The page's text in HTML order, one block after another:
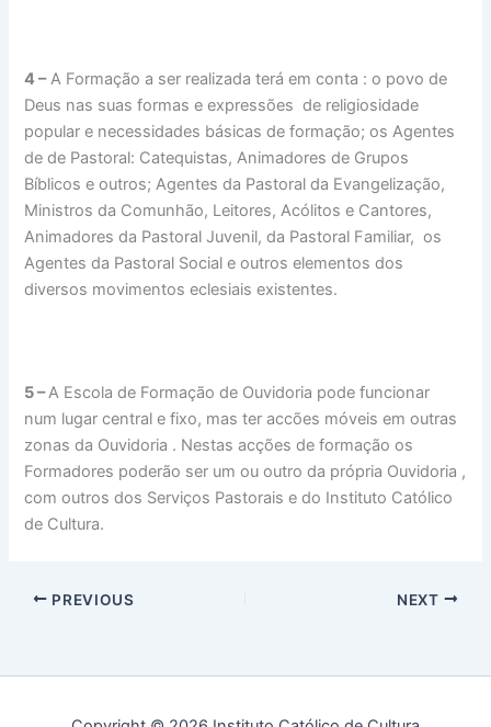
4 –A Formação a ser realizada terá em conta : o povo de
Deus nas suas formas e expressões de religiosidade
popular e necessidades básicas de formação; os Agentes
de de Pastoral: Catequistas, Animadores de Grupos
Bíblicos e outros; Agentes da Pastoral da Evangelização,
Ministros da Comunhão, Leitores, Acólitos e Cantores,
Animadores da Pastoral Juvenil, da Pastoral Familiar, os
Agentes da Pastoral Social e outros elementos dos
diversos movimentos eclesiais existentes.
5 –A Escola de Formação de Ouvidoria pode funcionar
num lugar central e fixo, mas ter accões móveis em outras
zonas da Ouvidoria . Nestas acções de formação os
Formadores poderão ser um ou outro da própria Ouvidoria ,
com outros dos Serviços Pastorais e do Instituto Católico
de Cultura.
PREVIOUS NEXT